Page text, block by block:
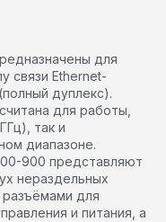
для
связи Ethernet-
дуплекс).
для работы,
так и
диапазоне.
900 представляют
нераздельных
разъёмами для
и питания, а